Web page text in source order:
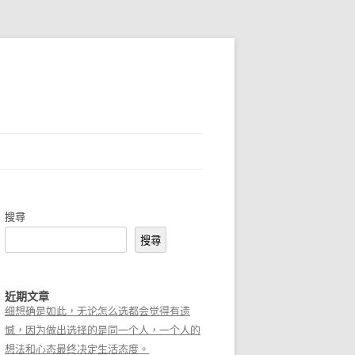
搜尋
搜尋
近期文章
细想确是如此，无论怎么选都会觉得有遗
憾，因为做出选择的是同一个人，一个人的
想法和心态最终决定生活态度。